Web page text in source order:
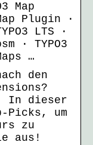
Map
Plugin ·
LTS ·
· TYPO3
…
den
In dieser
um
zu
aus!